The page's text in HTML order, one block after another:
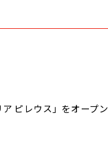
ピレウス」をオープン